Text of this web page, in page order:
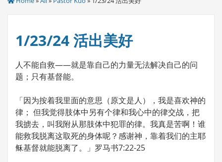
1/23/24 活出美好
人不能自救——就是靠自己的力量无法解决自己的问
题；只有基督能。
「因为按着我里面的意思（原文是人），我是喜欢神的
律； 但我觉得肢体中另有个律和我心中的律交战，把
我掳去，叫我附从那肢体中犯罪的律。我真是苦啊！谁
能救我脱离这取死的身体呢？感谢神，靠着我们的主耶
稣基督就能脱离了。」罗马书7:22-25